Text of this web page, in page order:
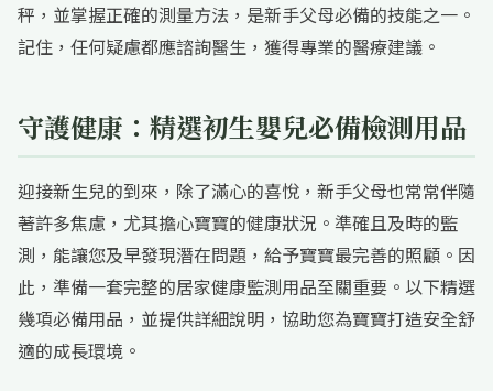
秤，並掌握正確的測量方法，是新手父母必備的技能之一。
記住，任何疑慮都應諮詢醫生，獲得專業的醫療建議。
守護健康：精選初生嬰兒必備檢測用品
迎接新生兒的到來，除了滿心的喜悅，新手父母也常常伴隨
著許多焦慮，尤其擔心寶寶的健康狀況。準確且及時的監
測，能讓您及早發現潛在問題，給予寶寶最完善的照顧。因
此，準備一套完整的居家健康監測用品至關重要。以下精選
幾項必備用品，並提供詳細說明，協助您為寶寶打造安全舒
適的成長環境。